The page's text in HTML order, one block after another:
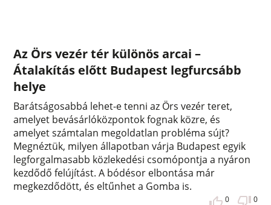
Az Örs vezér tér különös arcai –
Átalakítás előtt Budapest legfurcsább
helye
Barátságosabbá lehet-e tenni az Örs vezér teret,
amelyet bevásárlóközpontok fognak közre, és
amelyet számtalan megoldatlan probléma sújt?
Megnéztük, milyen állapotban várja Budapest egyik
legforgalmasabb közlekedési csomópontja a nyáron
kezdődő felújítást. A bódésor elbontása már
megkezdődött, és eltűnhet a Gomba is.
0 0